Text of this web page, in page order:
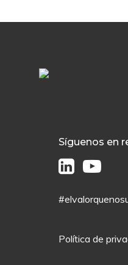
Síguenos en
Política de